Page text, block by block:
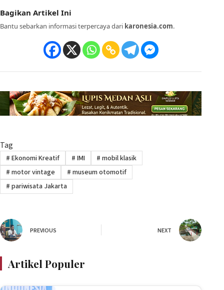
Bagikan Artikel Ini
Bantu sebarkan informasi terpercaya dari karonesia.com.
Tag
# Ekonomi Kreatif # IMI # mobil klasik
# motor vintage # museum otomotif
# pariwisata Jakarta
PREVIOUS NEXT
Artikel Populer